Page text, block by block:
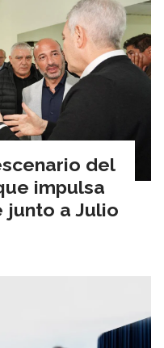
del
impulsa
junto a Julio